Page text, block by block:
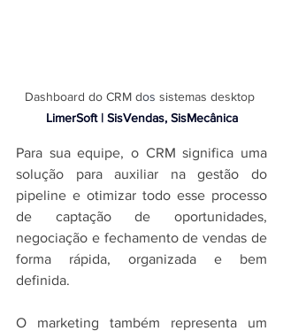
Dashboard do CRM dos sistemas desktop
LimerSoft | SisVendas, SisMecânica
Para sua equipe, o CRM significa uma
solução para auxiliar na gestão do
pipeline e otimizar todo esse processo
de captação de oportunidades,
negociação e fechamento de vendas de
forma rápida, organizada e bem
definida.
O marketing também representa um